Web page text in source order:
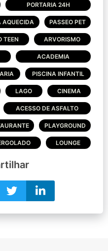
PORTARIA 24H
AQUECIDA PASSEO PET
TEEN ARVORISMO
ACADEMIA
PISCINA INFANTIL
LAGO CINEMA
ACESSO DE ASFALTO
PLAYGROUND
LOUNGE